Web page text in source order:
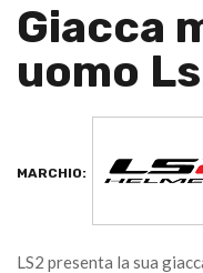
Giacca
uomo
MARCHIO:
LS2 presenta la sua